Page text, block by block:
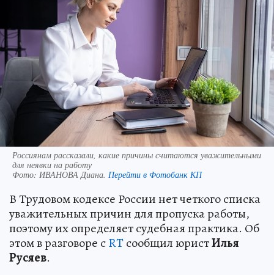
Россиянам рассказали, какие причины считаются уважительными
для неявки на работу
Фото: ИВАНОВА Диана. Перейти в Фотобанк КП
В Трудовом кодексе России нет четкого списка
уважительных причин для пропуска работы,
поэтому их определяет судебная практика. Об
этом в разговоре сRTсообщил юристИлья
Русяев.